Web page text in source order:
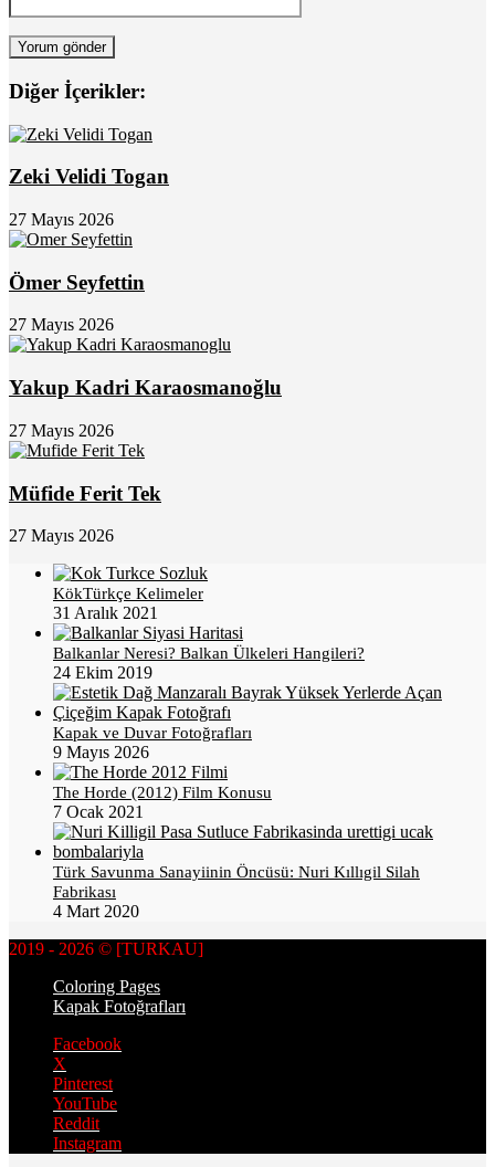
Diğer İçerikler:
Zeki Velidi Togan
27 Mayıs 2026
Ömer Seyfettin
27 Mayıs 2026
Yakup Kadri Karaosmanoğlu
27 Mayıs 2026
Müfide Ferit Tek
27 Mayıs 2026
KökTürkçe Kelimeler
31 Aralık 2021
Balkanlar Neresi? Balkan Ülkeleri Hangileri?
24 Ekim 2019
Kapak ve Duvar Fotoğrafları
9 Mayıs 2026
The Horde (2012) Film Konusu
7 Ocak 2021
Türk Savunma Sanayiinin Öncüsü: Nuri Kıllıgil Silah
Fabrikası
4 Mart 2020
2019 - 2026 © [TURKAU]
Coloring Pages
Kapak Fotoğrafları
Facebook
X
Pinterest
YouTube
Reddit
Instagram